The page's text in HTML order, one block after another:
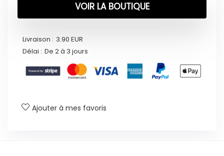
VOIR LA BOUTIQUE
Livraison : 3.90 EUR
Délai : De 2 à 3 jours
Ajouter à mes favoris